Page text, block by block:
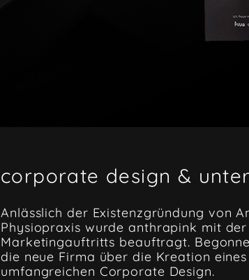
corporate design &
Anlässlich der Existenzgründung von
Physiopraxis wurde anthrapink mit
Marketingauftritts beauftragt.
die neue Firma über die Kreation
umfangreichen Corporate Design.